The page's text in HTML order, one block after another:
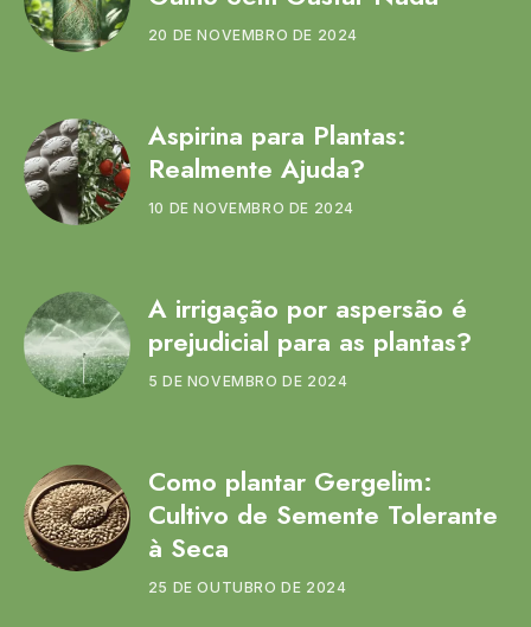
20 DE NOVEMBRO DE 2024
Aspirina para Plantas:
Realmente Ajuda?
10 DE NOVEMBRO DE 2024
A irrigação por aspersão é
prejudicial para as plantas?
5 DE NOVEMBRO DE 2024
Como plantar Gergelim:
Cultivo de Semente Tolerante
à Seca
25 DE OUTUBRO DE 2024